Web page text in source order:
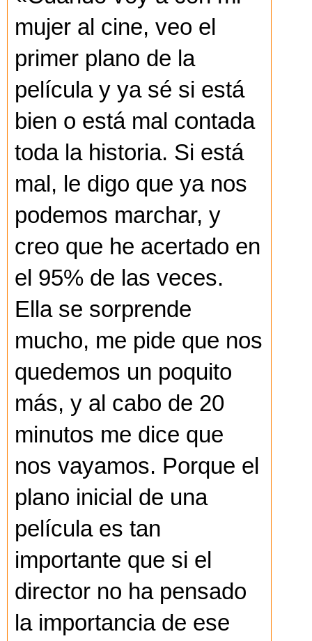
mujer al cine, veo el
primer plano de la
película y ya sé si está
bien o está mal contada
toda la historia. Si está
mal, le digo que ya nos
podemos marchar, y
creo que he acertado en
el 95% de las veces.
Ella se sorprende
mucho, me pide que nos
quedemos un poquito
más, y al cabo de 20
minutos me dice que
nos vayamos. Porque el
plano inicial de una
película es tan
importante que si el
director no ha pensado
la importancia de ese